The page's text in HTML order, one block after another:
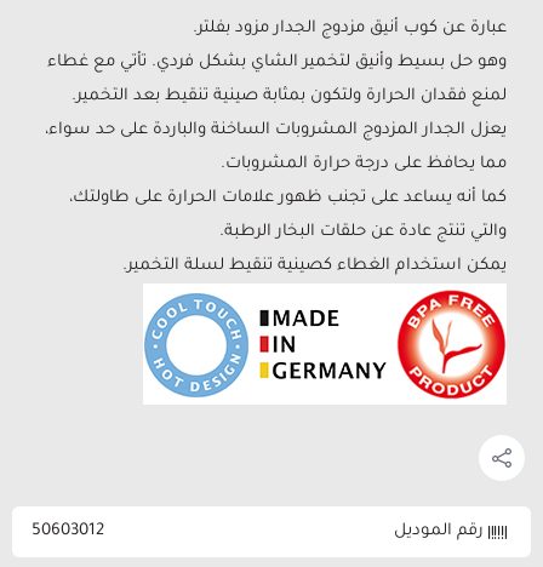
عبارة عن كوب أنيق مزدوج الجدار مزود بفلتر.
وهو حل بسيط وأنيق لتخمير الشاي بشكل فردي. تأتي مع غطاء
لمنع فقدان الحرارة ولتكون بمثابة صينية تنقيط بعد التخمير.
يعزل الجدار المزدوج المشروبات الساخنة والباردة على حد سواء،
مما يحافظ على درجة حرارة المشروبات.
كما أنه يساعد على تجنب ظهور علامات الحرارة على طاولتك،
والتي تنتج عادة عن حلقات البخار الرطبة.
يمكن استخدام الغطاء كصينية تنقيط لسلة التخمير.
رقم الموديل 50603012